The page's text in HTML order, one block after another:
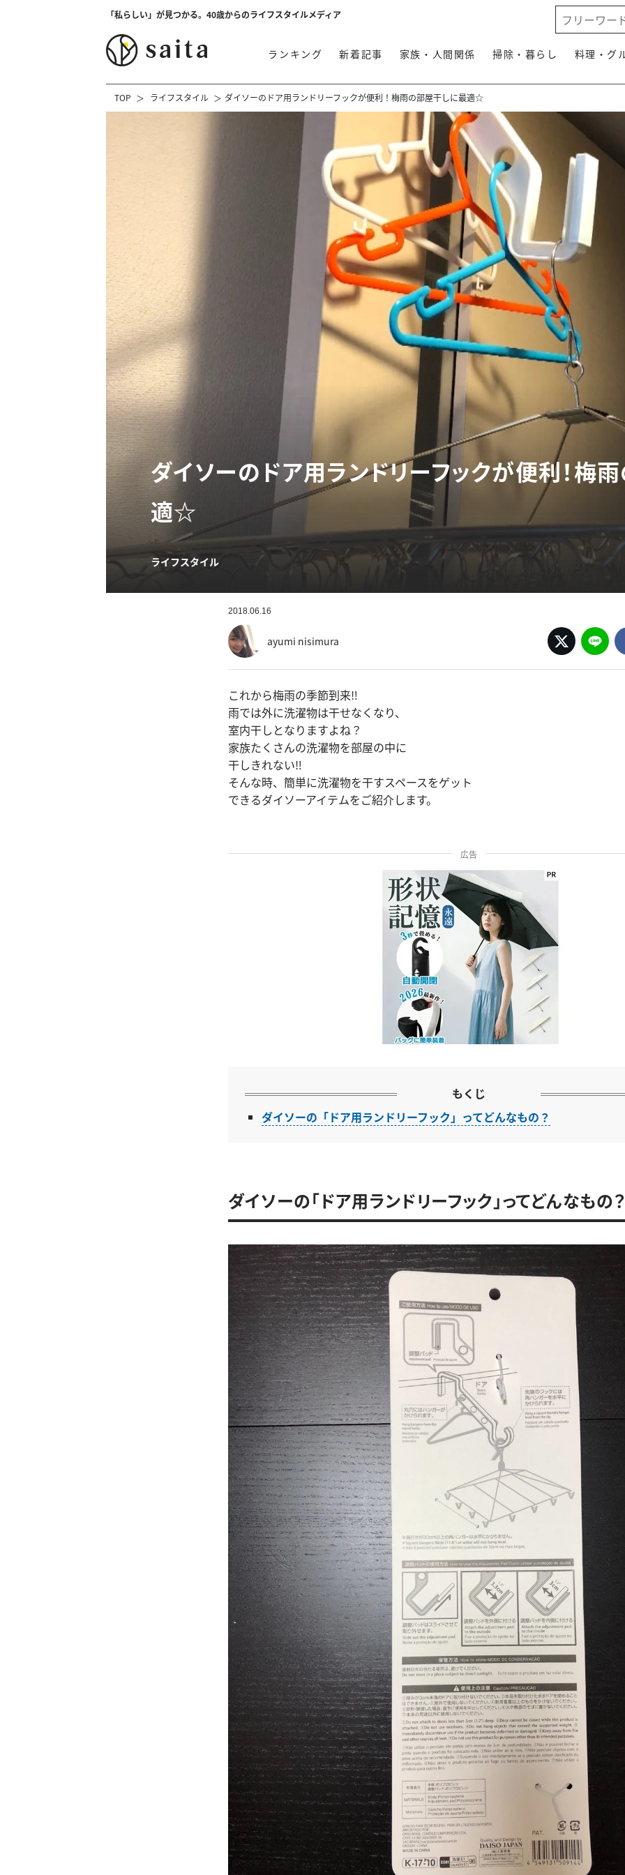
「私らしい」が見つかる。40歳からのライフスタイルメディア
ランキング 新着記事 家族・人間関係 掃除・暮らし 料理・グ
TOP ライフスタイル ダイソーのドア用ランドリーフックが便利！梅雨の部屋干しに最適☆
ダイソーのドア用ランドリーフックが便利！梅
適☆
ライフスタイル
2018.06.16
ayumi nisimura
これから梅雨の季節到来‼︎
雨では外に洗濯物は干せなくなり、
室内干しとなりますよね？
家族たくさんの洗濯物を部屋の中に
干しきれない‼︎
そんな時、簡単に洗濯物を干すスペースをゲット
できるダイソーアイテムをご紹介します。
広告
もくじ
ダイソーの「ドア用ランドリーフック」ってどんなもの？
ダイソーの「ドア用ランドリーフック」ってどんなもの